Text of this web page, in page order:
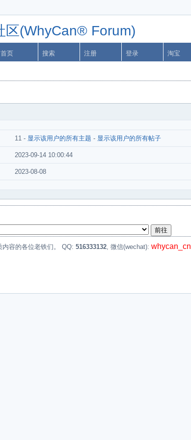
区(WhyCan® Forum)
首页 搜索 注册 登录 淘宝
11 - 显示该用户的所有主题 - 显示该用户的所有帖子
2023-09-14 10:00:44
2023-08-08
容的各位老铁们。 QQ: 516333132, 微信(wechat): whycan_cn